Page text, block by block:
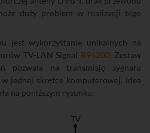
duży problem w realizacji tego
jest wykorzystanie unikalnych na
TV-LAN Signal R94200. Zestaw
pozwala na transmisję sygnału
jednej skrętce komputerowej. Idea
na poniższym rysunku.